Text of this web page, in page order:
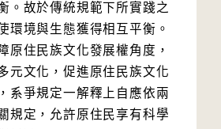
。故於傳統規範下所實踐之
環境與生態獲得相互平衡。
原住民族文化發展權角度，
元文化，促進原住民族文化
系爭規定一解釋上自應依兩
規定，允許原住民享有科學